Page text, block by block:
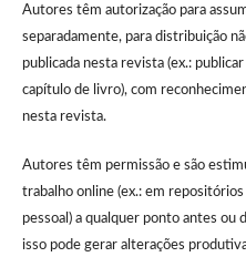
Autores têm autorização para
separadamente, para distribuição
publicada nesta revista (ex.:
capítulo de livro), com
nesta revista.
Autores têm permissão e são
trabalho online (ex.: em
pessoal) a qualquer ponto antes ou
isso pode gerar alterações